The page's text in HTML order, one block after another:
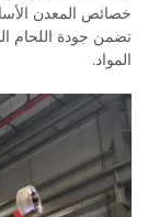
خصائص المعدن
تضمن جودة اللحام
المواد.